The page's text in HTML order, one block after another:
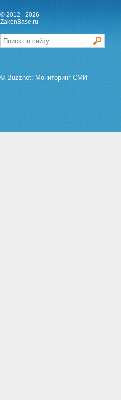
© 2012 - 2026
ZakonBase.ru
© Buzznet: Мониторинг СМИ